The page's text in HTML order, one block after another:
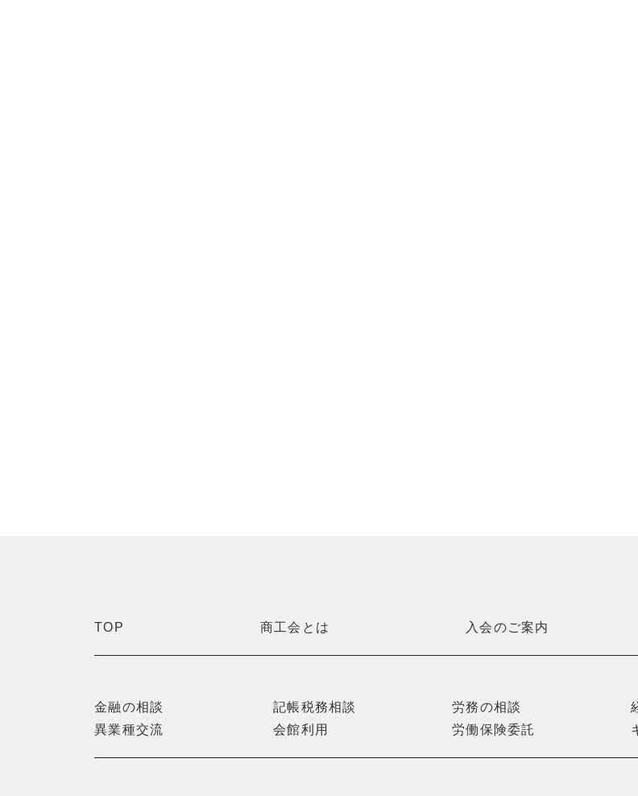
TOP 商工会とは 入会のご案内
金融の相談 記帳税務相談 労務の相談
異業種交流
会館利用 労働保険委託